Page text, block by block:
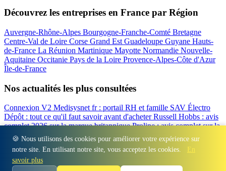
🍪 Nous utilisons des cookies pour améliorer votre expérience sur
notre site. En utilisant notre site, vous acceptez les cookies.
En
savoir plus
Découvrez les entreprises en France par Région
Auvergne-Rhône-Alpes Bourgogne-Franche-Comté Bretagne
Centre-Val de Loire Corse Grand Est Guadeloupe Guyane Hauts-
de-France La Réunion Martinique Mayotte Normandie Nouvelle-
Aquitaine Occitanie Pays de la Loire Provence-Alpes-Côte d'Azur
Île-de-France
Nos actualités les plus consultées
Connexion V2 Medisysnet fr : portail RH et famille SAV Électro
Dépôt : tout ce qu'il faut savoir avant d'acheterRussell Hobbs : avis
complet 2026 sur la marque britanniqueProline : avis complet sur la
marque d'électroménagerValberg avis 2026 : notre test complet de
la marque Beko : Avis sur la marque turque d'électroménager
Régions - Départements - Villes - Entreprises - Marques Contact
Espace presse